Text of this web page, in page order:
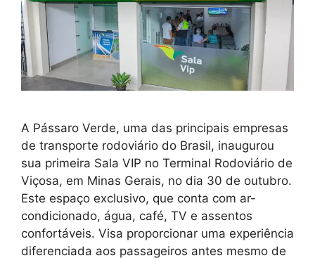
A Pássaro Verde, uma das principais empresas
de transporte rodoviário do Brasil, inaugurou
sua primeira Sala VIP no Terminal Rodoviário de
Viçosa, em Minas Gerais, no dia 30 de outubro.
Este espaço exclusivo, que conta com ar-
condicionado, água, café, TV e assentos
confortáveis. Visa proporcionar uma experiência
diferenciada aos passageiros antes mesmo de